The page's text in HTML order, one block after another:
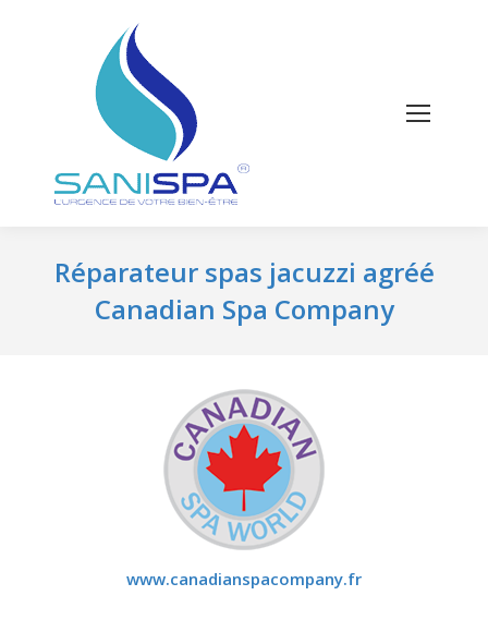
Réparateur spas jacuzzi agréé
Canadian Spa Company
www.canadianspacompany.fr